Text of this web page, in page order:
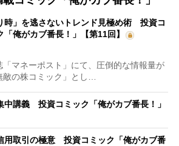
時」を逃さないトレンド見極め術 投資コ
「俺がカブ番長！」【第11回】
マネーポスト」にて、圧倒的な情報量が
の株コミック」とし…
中講義 投資コミック「俺がカブ番長！」
用取引の極意 投資コミック「俺がカブ番